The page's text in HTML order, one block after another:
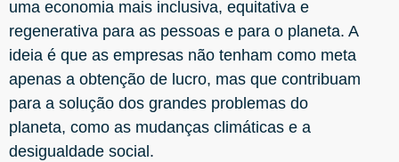
uma economia mais inclusiva, equitativa e
regenerativa para as pessoas e para o planeta. A
ideia é que as empresas não tenham como meta
apenas a obtenção de lucro, mas que contribuam
para a solução dos grandes problemas do
planeta, como as mudanças climáticas e a
desigualdade social.